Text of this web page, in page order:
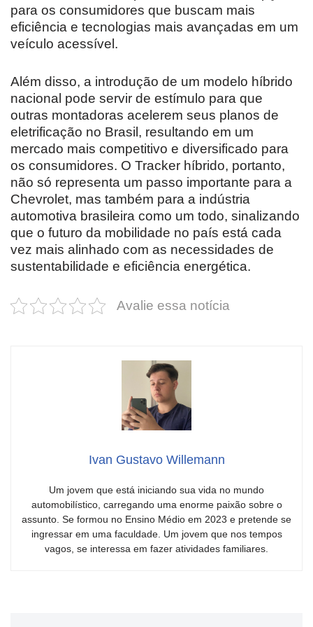
para os consumidores que buscam mais
eficiência e tecnologias mais avançadas em um
veículo acessível.
Além disso, a introdução de um modelo híbrido
nacional pode servir de estímulo para que
outras montadoras acelerem seus planos de
eletrificação no Brasil, resultando em um
mercado mais competitivo e diversificado para
os consumidores. O Tracker híbrido, portanto,
não só representa um passo importante para a
Chevrolet, mas também para a indústria
automotiva brasileira como um todo, sinalizando
que o futuro da mobilidade no país está cada
vez mais alinhado com as necessidades de
sustentabilidade e eficiência energética.
Avalie essa notícia
Ivan Gustavo Willemann
Um jovem que está iniciando sua vida no mundo
automobilístico, carregando uma enorme paixão sobre o
assunto. Se formou no Ensino Médio em 2023 e pretende se
ingressar em uma faculdade. Um jovem que nos tempos
vagos, se interessa em fazer atividades familiares.